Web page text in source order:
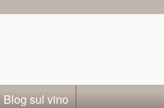
Blog sul vino